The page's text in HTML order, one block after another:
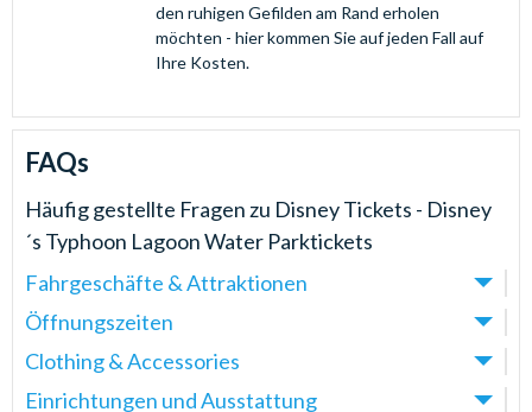
den ruhigen Gefilden am Rand erholen
möchten - hier kommen Sie auf jeden Fall auf
Ihre Kosten.
FAQs
Häufig gestellte Fragen zu Disney Tickets - Disney
´s Typhoon Lagoon Water Parktickets
Fahrgeschäfte & Attraktionen
Wie viele Attraktionen gibt es im Typhoon Lagoon?
Im Park gibt es 11 Attraktionen, darunter aufregende
Rutschen, einen Lazy River, ein Wellenbad und einen
eigenen Kinderbereich.
Öffnungszeiten
Was sind die Öffnungszeiten von Typhoon
Clothing & Accessories
Muss ich eigene Handtücher ins Typhoon Lagoon
Einrichtungen und Ausstattung